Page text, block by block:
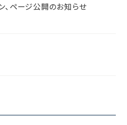
、ページ公開のお知らせ